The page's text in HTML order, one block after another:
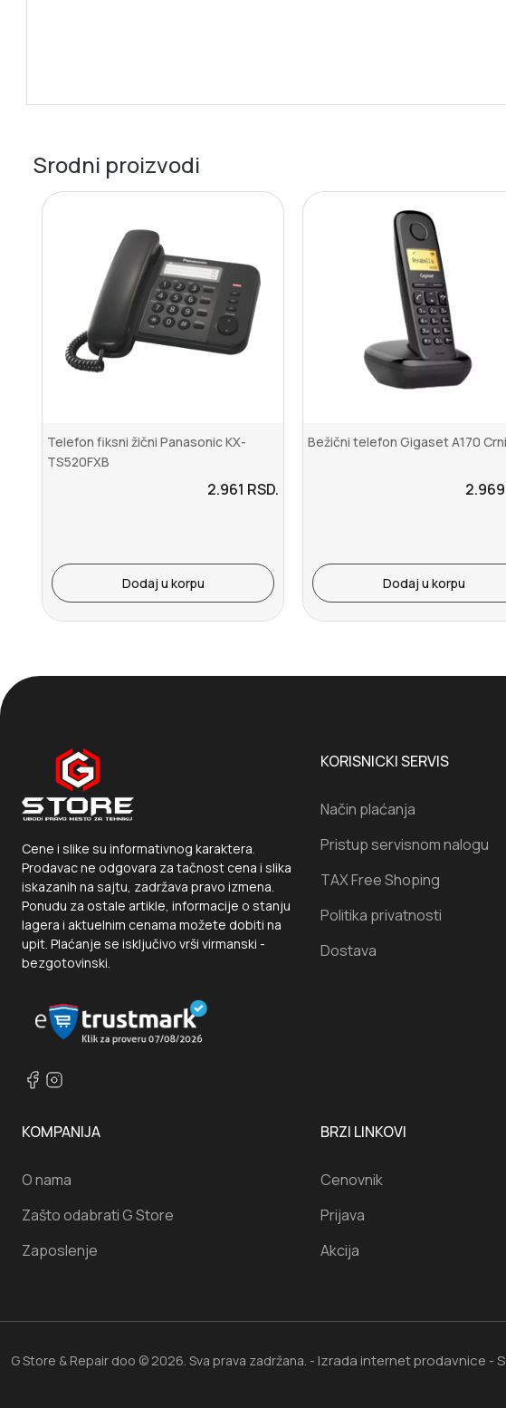
Srodni proizvodi
Telefon fiksni žični Panasonic KX-
TS520FXB
2.961 RSD.
Dodaj u korpu
Bežični telefon Gigaset A170 Crni
2.969
Dodaj u korpu
Cene i slike su informativnog karaktera.
Prodavac ne odgovara za tačnost cena i slika
iskazanih na sajtu, zadržava pravo izmena.
Ponudu za ostale artikle, informacije o stanju
lagera i aktuelnim cenama možete dobiti na
upit. Plaćanje se isključivo vrši virmanski -
bezgotovinski.
KORISNICKI SERVIS
Način plaćanja
Pristup servisnom nalogu
TAX Free Shoping
Politika privatnosti
Dostava
KOMPANIJA
O nama
Zašto odabrati G Store
Zaposlenje
BRZI LINKOVI
Cenovnik
Prijava
Akcija
G Store & Repair doo © 2026. Sva prava zadržana. - Izrada internet prodavnice -